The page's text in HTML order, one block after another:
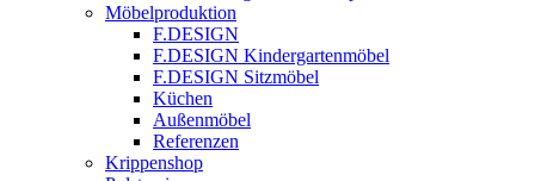
Möbelproduktion
F.DESIGN
F.DESIGN Kindergartenmöbel
F.DESIGN Sitzmöbel
Küchen
Außenmöbel
Referenzen
Krippenshop